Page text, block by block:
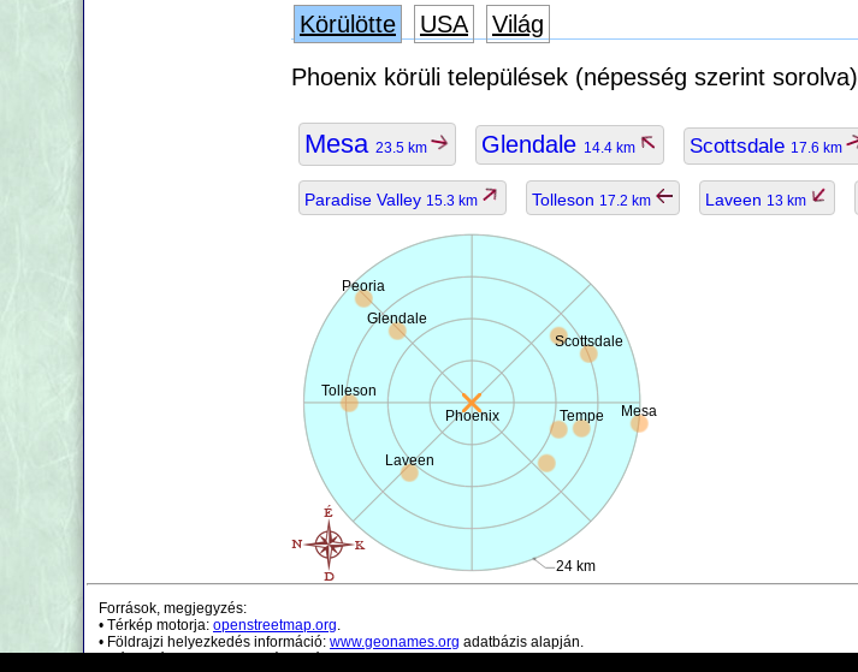
Körülötte USA
Világ
Phoenix körüli települések (népesség szerint sorolva)
Mesa 23.5 km Glendale 14.4 km Scottsdale 17.6 km
Paradise Valley 15.3 km Tolleson 17.2 km Laveen 13 km
Phoenix
24 km
Mesa
Glendale
Scottsdale
Tempe
Peoria
Tolleson
Laveen
Források, megjegyzés:
• Térkép motorja: openstreetmap.org.
• Földrajzi helyezkedés információ: www.geonames.org adatbázis alapján.